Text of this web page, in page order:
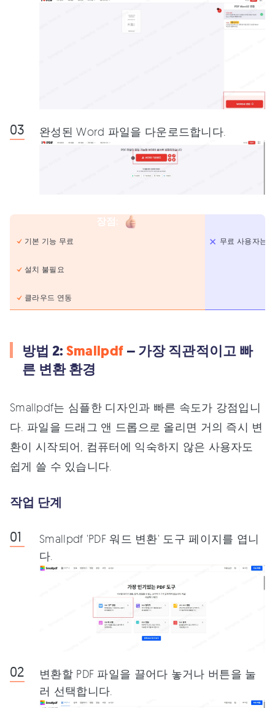
완성된 Word 파일을 다운로드합니다.
장점 :
기본 기능 무료
설치 불필요
클라우드 연동
무료 사용자는
방법 2: Smallpdf – 가장 직관적이고 빠
른 변환 환경
Smallpdf는 심플한 디자인과 빠른 속도가 강점입니
다. 파일을 드래그 앤 드롭으로 올리면 거의 즉시 변
환이 시작되어, 컴퓨터에 익숙하지 않은 사용자도
쉽게 쓸 수 있습니다.
작업 단계
Smallpdf 'PDF 워드 변환' 도구 페이지를 엽니
다.
변환할 PDF 파일을 끌어다 놓거나 버튼을 눌
러 선택합니다.